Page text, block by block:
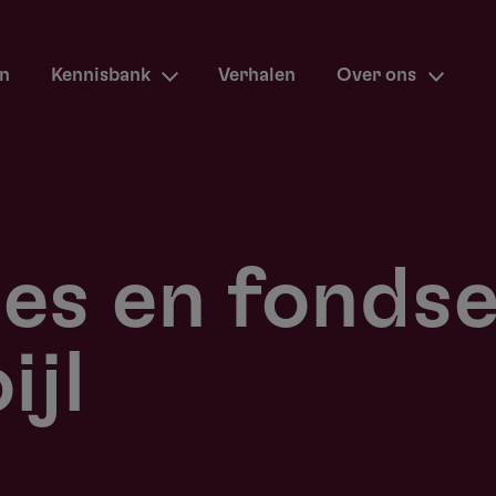
Kennisbank Verhalen Over ons
en